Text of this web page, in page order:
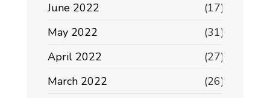
June 2022
(17)
May 2022
(31)
April 2022
(27)
March 2022
(26)